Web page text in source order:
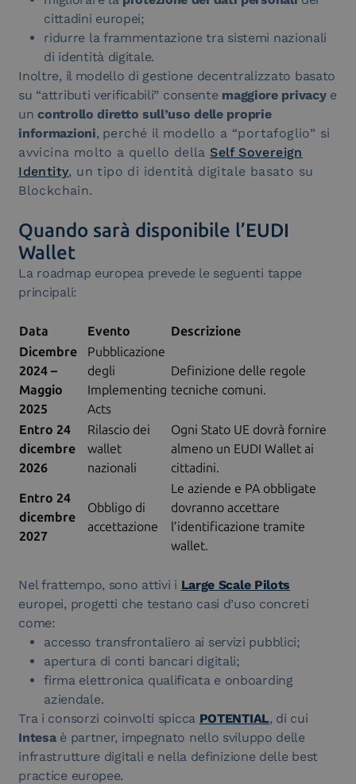
cittadini europei;
ridurre la frammentazione tra sistemi nazionali
di identità digitale.
Inoltre, il modello di gestione decentralizzato basato
su “attributi verificabili” consente maggiore privacye
uncontrollo diretto sull’uso delle proprie
informazioni, perché il modello a “portafoglio” si
avvicina molto a quello della Self Sovereign
Identity, un tipo di identità digitale basato su
Blockchain.
Quando sarà disponibile l’EUDI
Wallet
La roadmap europea prevede le seguenti tappe
principali:
Data Evento
Descrizione
Dicembre
2024 –
Maggio
2025
Pubblicazione
degli
Implementing
Acts
Definizione delle regole
tecniche comuni.
Entro 24
dicembre
2026
Rilascio dei
wallet
nazionali
Ogni Stato UE dovrà fornire
almeno un EUDI Wallet ai
cittadini.
Entro 24
dicembre
2027
Obbligo di
accettazione
Le aziende e PA obbligate
dovranno accettare
l’identificazione tramite
wallet.
Nel frattempo, sono attivi i Large Scale Pilots
europei, progetti che testano casi d’uso concreti
come:
accesso transfrontaliero ai servizi pubblici;
apertura di conti bancari digitali;
firma elettronica qualificata e onboarding
aziendale.
Tra i consorzi coinvolti spicca POTENTIAL, di cui
Intesaè partner, impegnato nello sviluppo delle
infrastrutture digitali e nella definizione delle best
practice europee.